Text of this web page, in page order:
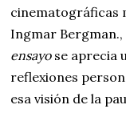
cinematográficas
Ingmar
ensayose aprecia
reflexiones
esa visión de la